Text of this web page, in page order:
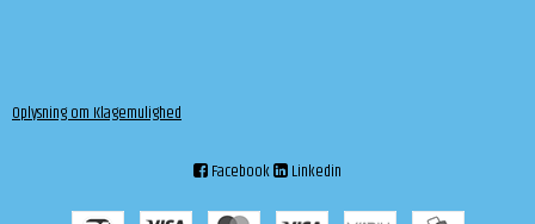
Oplysning om Klagemulighed
Facebook Linkedin